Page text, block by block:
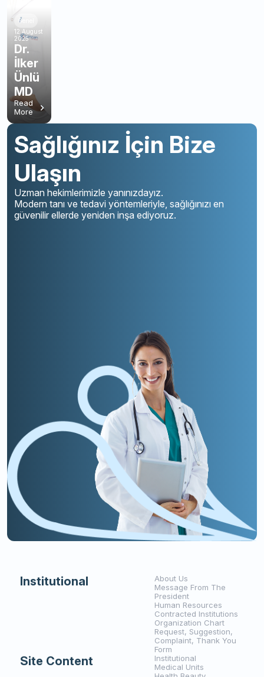
Genel
12 August
2025
Dr.
İlker
Ünlü
MD
Read
More
Sağlığınız İçin Bize
Ulaşın
Uzman hekimlerimizle yanınızdayız.
Modern tanı ve tedavi yöntemleriyle, sağlığınızı en
güvenilir ellerde yeniden inşa ediyoruz.
Institutional
About Us
Message From The
President
Human Resources
Contracted Institutions
Organization Chart
Request, Suggestion,
Complaint, Thank You
Form
Site Content
Institutional
Medical Units